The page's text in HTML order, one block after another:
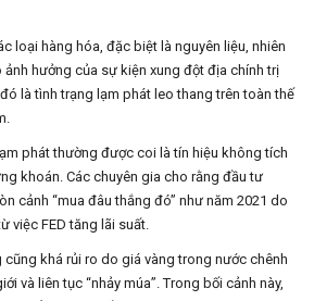
loại hàng hóa, đặc biệt là nguyên liệu, nhiên
ảnh hưởng của sự kiện xung đột địa chính trị
là tình trạng lạm phát leo thang trên toàn thế
phát thường được coi là tín hiệu không tích
khoán. Các chuyên gia cho rằng đầu tư
cảnh “mua đâu thắng đó” như năm 2021 do
việc FED tăng lãi suất.
cũng khá rủi ro do giá vàng trong nước chênh
và liên tục “nhảy múa”. Trong bối cảnh này,